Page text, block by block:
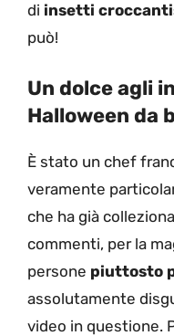
di insetti
può!
Un dolce agli
Halloween da
È stato un chef
veramente
che ha già
commenti, per la
persone piuttosto
assolutamente
video in questione.